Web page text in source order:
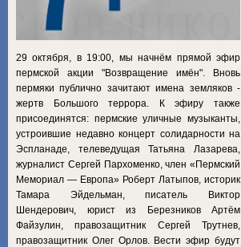
29 октября, в 19:00, мы начнём прямой эфир
пермской акции "Возвращение имён". Вновь
пермяки публично зачитают имена земляков -
жертв Большого террора. К эфиру также
присоединятся: пермские уличные музыканты,
устроившие недавно концерт солидарности на
Эспланаде, телеведущая Татьяна Лазарева,
журналист Сергей Пархоменко, член «Пермский
Мемориал — Европа» Роберт Латыпов, историк
Тамара Эйдельман, писатель Виктор
Шендерович, юрист из Березников Артём
Файзулин, правозащитник Сергей Трутнев,
правозащитник Олег Орлов. Вести эфир будут